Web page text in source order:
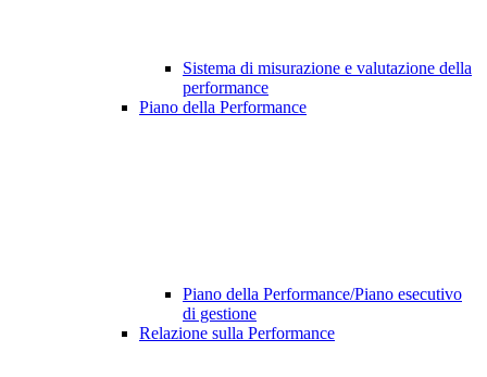
Sistema di misurazione e valutazione della
performance
Piano della Performance
Piano della Performance/Piano esecutivo
di gestione
Relazione sulla Performance